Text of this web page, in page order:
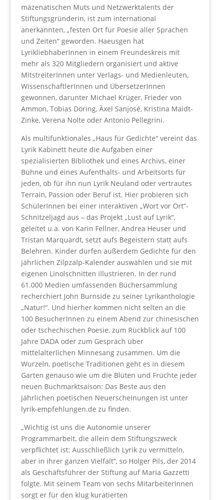
mäzenatischen Muts und Netzwerktalents der
Stiftungsgründerin, ist zum international
anerkannten, „festen Ort für Poesie aller Sprachen
und Zeiten“ geworden. Haeusgen hat
LyrikliebhaberInnen in einem Freundeskreis mit
mehr als 320 Mitgliedern organisiert und aktive
MitstreiterInnen unter Verlags- und Medienleuten,
WissenschaftlerInnen und ÜbersetzerInnen
gewonnen, darunter Michael Krüger, Frieder von
Ammon, Tobias Döring, Àxel Sanjosé, Kristina Maidt-
Zinke, Verena Nolte oder Antonio Pellegrini.
Als multifunktionales „Haus für Gedichte“ vereint das
Lyrik Kabinett heute die Aufgaben einer
spezialisierten Bibliothek und eines Archivs, einer
Bühne und eines Aufenthalts- und Arbeitsorts für
jeden, ob für ihn nun Lyrik Neuland oder vertrautes
Terrain, Passion oder Beruf ist. Hier probieren sich
SchülerInnen bei einer interaktiven „Wort vor Ort“-
Schnitzeljagd aus – das Projekt „Lust auf Lyrik“,
geleitet u.a. von Karin Fellner, Andrea Heuser und
Tristan Marquardt, setzt aufs Begeistern statt aufs
Belehren. Kinder dürfen außerdem Gedichte für den
jährlichen Zilpzalp-Kalender auswählen und sie mit
eigenen Linolschnitten illustrieren. In der rund
61.000 Medien umfassenden Büchersammlung
recherchiert John Burnside zu seiner Lyrikanthologie
„Natur!“. Und hierher kommen nicht selten an die
100 BesucherInnen zu einem Abend zur chinesischen
oder tschechischen Poesie, zum Rückblick auf 100
Jahre DADA oder zum Gespräch über
mittelalterlichen Minnesang zusammen. Um die
Wurzeln, poetische Traditionen geht es in diesem
Garten genauso wie um die Blüten und Früchte jeder
neuen Buchmarktsaison: Das Beste aus den
jährlichen poetischen Neuerscheinungen ist unter
lyrik-empfehlungen.de zu finden.
„Wichtig ist uns die Autonomie unserer
Programmarbeit, die allein dem Stiftungszweck
verpflichtet ist: Ausschließlich Lyrik zu vermitteln,
aber in ihrer ganzen Vielfalt“, so Holger Pils, der 2014
als Geschäftsführer der Stiftung auf Maria Gazzetti
folgte. Mit seinem Team von sechs MitarbeiterInnen
sorgt er für den klug kuratierten